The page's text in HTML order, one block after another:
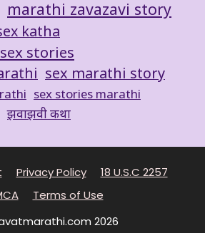
marathi zavazavi story
katha
stories
sex marathi story
sex stories marathi
झवाझवी कथा
Privacy Policy
18 U.S.C 2257
Terms of Use
2026